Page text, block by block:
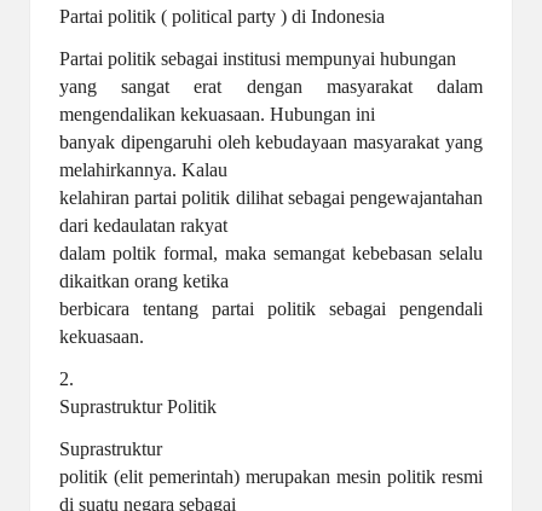
Partai politik ( political party ) di Indonesia
Partai politik sebagai institusi mempunyai hubungan
yang sangat erat dengan masyarakat dalam
mengendalikan kekuasaan. Hubungan ini
banyak dipengaruhi oleh kebudayaan masyarakat yang
melahirkannya. Kalau
kelahiran partai politik dilihat sebagai pengewajantahan
dari kedaulatan rakyat
dalam poltik formal, maka semangat kebebasan selalu
dikaitkan orang ketika
berbicara tentang partai politik sebagai pengendali
kekuasaan.
2.
Suprastruktur Politik
Suprastruktur
politik (elit pemerintah) merupakan mesin politik resmi
di suatu negara sebagai